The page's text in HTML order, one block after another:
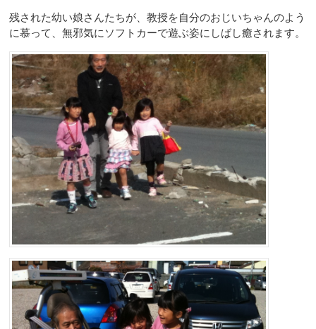
残された幼い娘さんたちが、教授を自分のおじいちゃんのよう
に慕って、無邪気にソフトカーで遊ぶ姿にしばし癒されます。